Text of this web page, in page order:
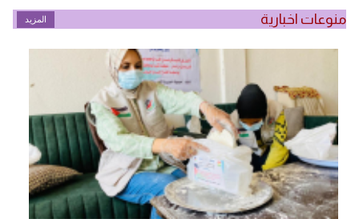
منوعات اخبارية المزيد